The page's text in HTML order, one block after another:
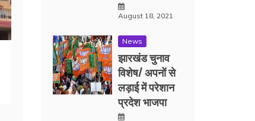
August 18, 2021
News
झारखंड चुनाव
विशेष/ अपनों से
लड़ाई में परेशान
प्रदेश भाजपा